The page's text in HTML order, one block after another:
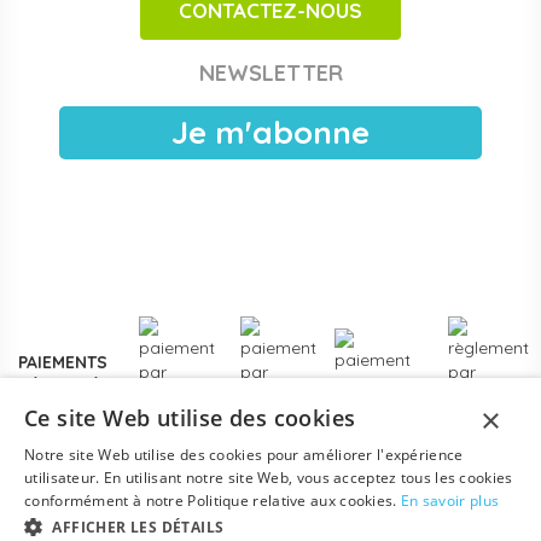
Achats publics et facturation Chorus Pro
publiques, EAJE municipales et services pétite enfance
électronique, livraison France entière. Voir les
ou un renouvellement de matériel.
CONTACTEZ-NOUS
NEWSLETTER
Je m'abonne
PAIEMENTS
×
Ce site Web utilise des cookies
Notre site Web utilise des cookies pour améliorer l'expérience
utilisateur. En utilisant notre site Web, vous acceptez tous les cookies
conformément à notre Politique relative aux cookies. En savoir plus
AFFICHER LES DÉTAILS